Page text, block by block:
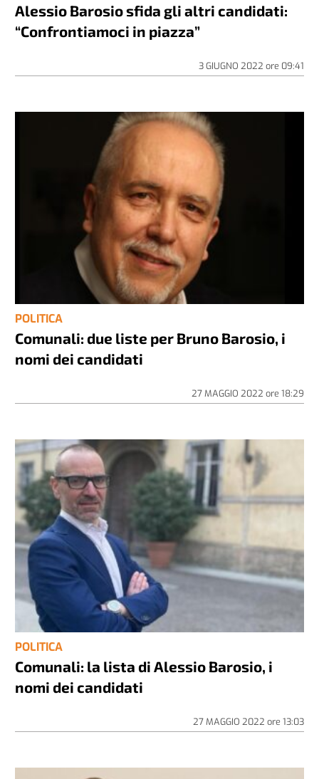
Alessio Barosio sfida gli altri candidati:
“Confrontiamoci in piazza”
3 GIUGNO 2022 ore 09:41
POLITICA
Comunali: due liste per Bruno Barosio, i
nomi dei candidati
27 MAGGIO 2022 ore 18:29
POLITICA
Comunali: la lista di Alessio Barosio, i
nomi dei candidati
27 MAGGIO 2022 ore 13:03